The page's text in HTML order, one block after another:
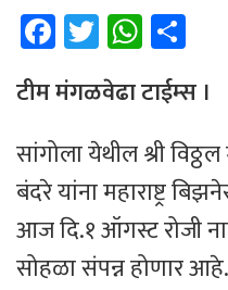
Fa
ce
b
o
ok
T
wi
tt
er
W
h
at
sA
p
p
e
टीम मंगळवेढा टाईम्स ।
सांगोला येथील श्री
बंदरे यांना महाराष्ट्र
आज दि.१ ऑगस्ट रोजी
सोहळा संपन्न होणार आहे.